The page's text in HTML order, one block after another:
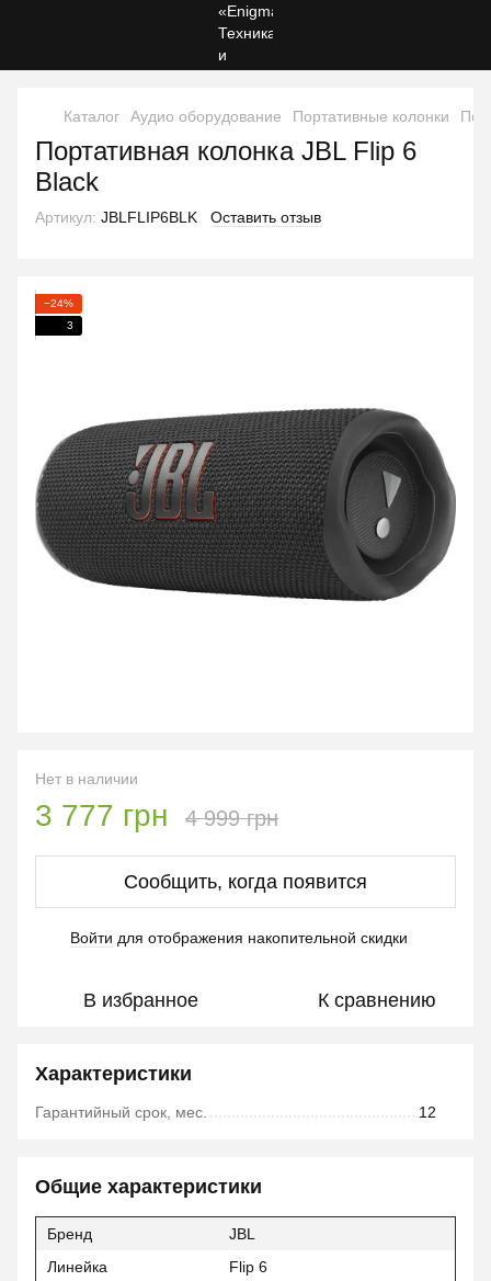
Каталог Аудио оборудование Портативные колонки
Портативная колонка JBL Flip 6
Black
Артикул: JBLFLIP6BLK Оставить отзыв
−24%
3
Нет в наличии
3 777 грн 4 999 грн
Сообщить, когда появится
Войти для отображения накопительной скидки
В избранное К сравнению
Характеристики
Гарантийный срок, мес. 12
Общие характеристики
Бренд
JBL
Линейка
Flip 6